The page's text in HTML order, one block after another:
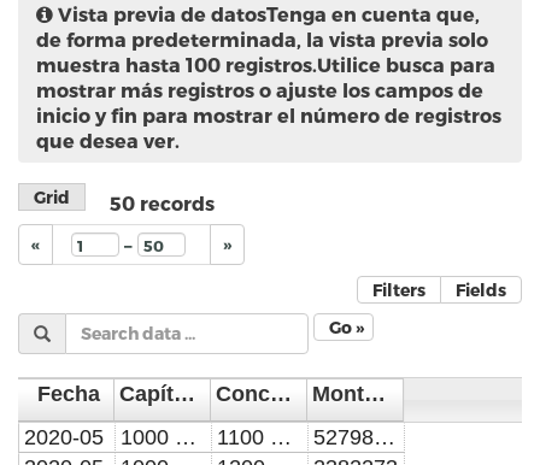
Vista previa de datosTenga en cuenta que,
de forma predeterminada, la vista previa solo
muestra hasta 100 registros.Utilice busca para
mostrar más registros o ajuste los campos de
inicio y fin para mostrar el número de registros
que desea ver.
Grid 50 records
« – »
Filters
Fields
Go »
Fecha Capítulo del Gasto Concepto de Gasto
Monto en pesos
2020-05
1000 SERVICIOS PERSONALES 1100 REMUNERACIONES AL PERSONAL DE CARACTER PERMANENTE
52798007